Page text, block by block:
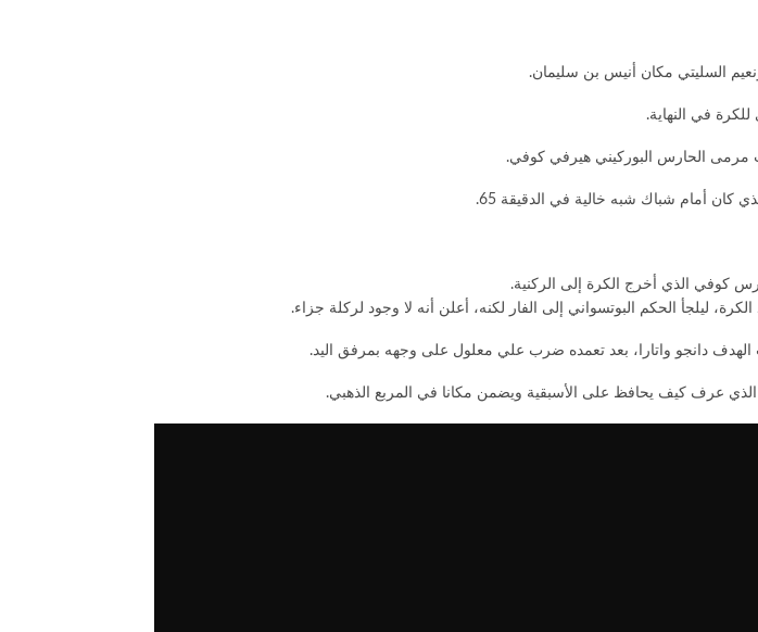
السليتي مكان أنيس بن سليمان.
كان أمام شباك شبه خالية في الدقيقة 65.
عرف كيف يحافظ على الأسبقية ويضمن مكانا في المربع الذهبي.